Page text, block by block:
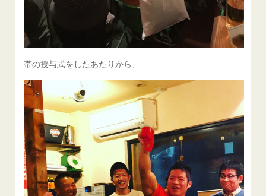
帯の授与式をしたあたりから、